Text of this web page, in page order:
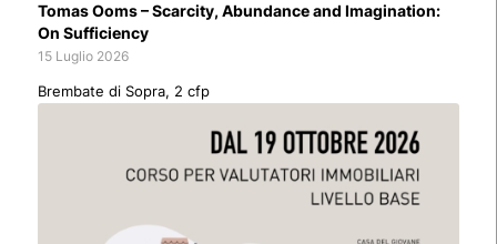
Tomas Ooms – Scarcity, Abundance and Imagination:
On Sufficiency
15 Luglio 2026
Brembate di Sopra, 2 cfp